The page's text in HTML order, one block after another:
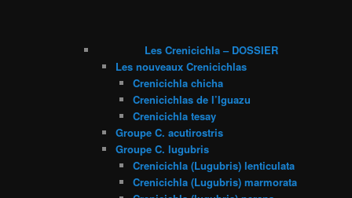
Les Crenicichla – DOSSIER
Les nouveaux Crenicichlas
Crenicichla chicha
Crenicichlas de l’Iguazu
Crenicichla tesay
Groupe C. acutirostris
Groupe C. lugubris
Crenicichla (Lugubris) lenticulata
Crenicichla (Lugubris) marmorata